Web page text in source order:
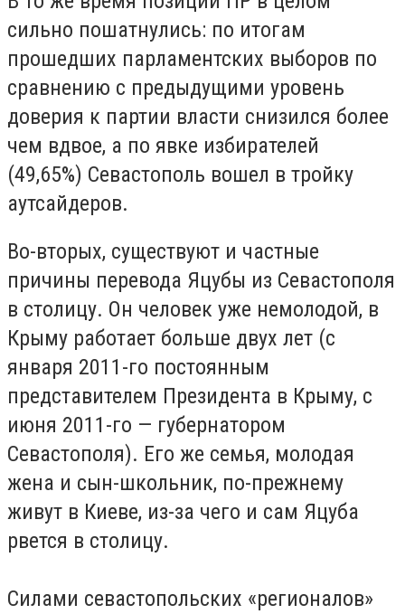
сильно пошатнулись: по итогам
прошедших парламентских выборов по
сравнению с предыдущими уровень
доверия к партии власти снизился более
чем вдвое, а по явке избирателей
(49,65%) Севастополь вошел в тройку
аутсайдеров.
Во-вторых, существуют и частные
причины перевода Яцубы из Севастополя
в столицу. Он человек уже немолодой, в
Крыму работает больше двух лет (с
января 2011-го постоянным
представителем Президента в Крыму, с
июня 2011-го — губернатором
Севастополя). Его же семья, молодая
жена и сын-школьник, по-прежнему
живут в Киеве, из-за чего и сам Яцуба
рвется в столицу.
Силами севастопольских «регионалов»